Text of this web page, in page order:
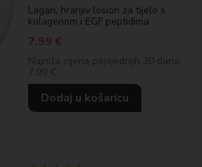
Lagan, hranjiv losion za tijelo s
kolagenom i EGF peptidima
7,99 €
Najniža cijena posljednjih 30 dana:
7.99 €
Dodaj u košaricu